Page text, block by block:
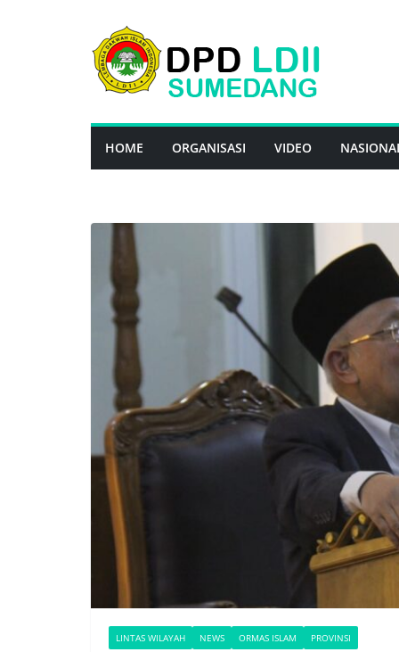
HOME ORGANISASI VIDEO
LINTAS WILAYAH NEWS ORMAS ISLAM PROVINSI